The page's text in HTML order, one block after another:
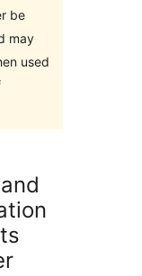
be
may
used